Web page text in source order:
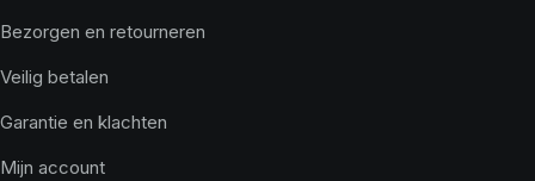
Bezorgen en retourneren
Veilig betalen
Garantie en klachten
Mijn account